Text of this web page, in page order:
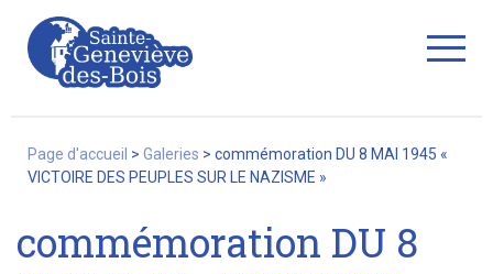
La Ville
Page d'accueil > Galeries > commémoration DU 8 MAI 1945 «
VICTOIRE DES PEUPLES SUR LE NAZISME »
commémoration DU 8